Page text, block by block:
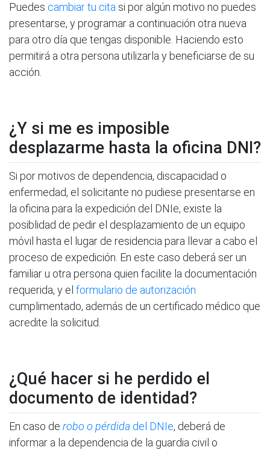
Puedes cambiar tu cita si por algún motivo no puedes
presentarse, y programar a continuación otra nueva
para otro día que tengas disponible. Haciendo esto
permitirá a otra persona utilizarla y beneficiarse de su
acción.
¿Y si me es imposible
desplazarme hasta la oficina DNI?
Si por motivos de dependencia, discapacidad o
enfermedad, el solicitante no pudiese presentarse en
la oficina para la expedición del DNIe, existe la
posiblidad de pedir el desplazamiento de un equipo
móvil hasta el lugar de residencia para llevar a cabo el
proceso de expedición. En este caso deberá ser un
familiar u otra persona quien facilite la documentación
requerida, y el formulario de autorización
cumplimentado, además de un certificado médico que
acredite la solicitud.
¿Qué hacer si he perdido el
documento de identidad?
En caso de robo o pérdida del DNIe, deberá de
informar a la dependencia de la guardia civil o